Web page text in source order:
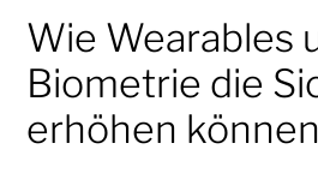
Wie Wearables
Biometrie die
erhöhen können